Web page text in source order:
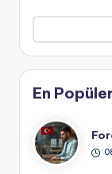
En